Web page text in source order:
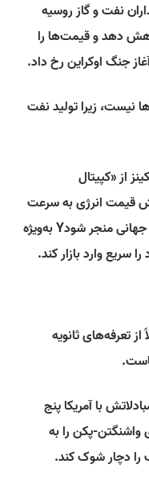
نفت و گاز روسیه
دهد و قیمت‌ها را
نیست، زیرا تولید نفت
از «کپیتال
قیمت انرژی به سرعت
می‌تواند به موج تورمی جدید در اقتصاد جهانی منجر شودY به‌ویژه
سریع وارد بازار کند.
تعرفه‌های ثانویه
با آمریکا پنج
واشنگتن-پکن را به
را دچار شوک کند.